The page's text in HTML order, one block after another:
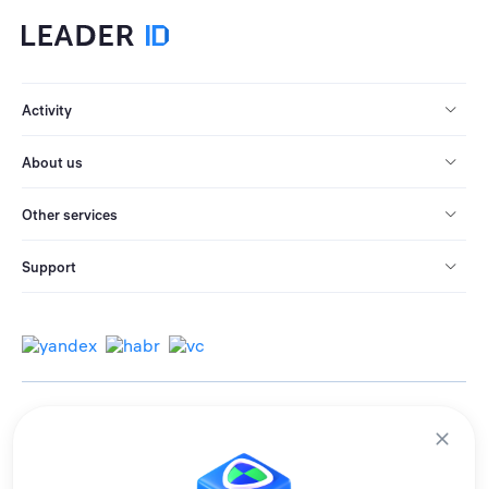
Activity
About us
Other services
Support